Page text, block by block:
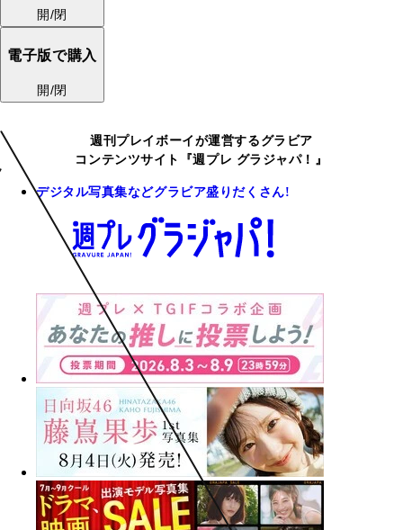
開/閉
電子版で購入
開/閉
週刊プレイボーイが運営するグラビア
コンテンツサイト『週プレ グラジャパ！』
デジタル写真集などグラビア盛りだくさん!